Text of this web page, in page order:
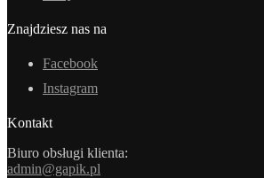
Znajdziesz nas na
Facebook
Instagram
Kontakt
Biuro obsługi klienta:
admin@gapik.pl